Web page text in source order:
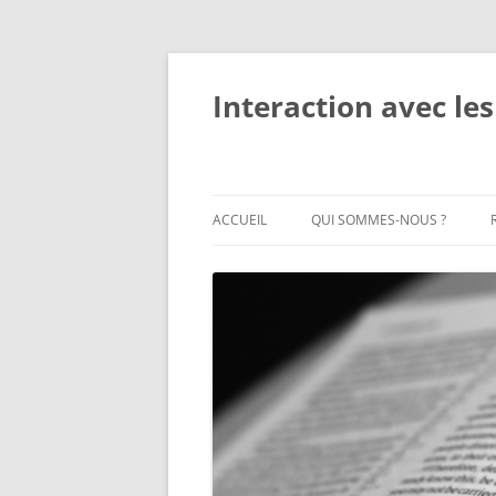
Interaction avec les
ACCUEIL QUI SOMMES-NOUS ?
MEMBRES DU PERSONNEL
OBJECTIFS ET ACTIVITÉS